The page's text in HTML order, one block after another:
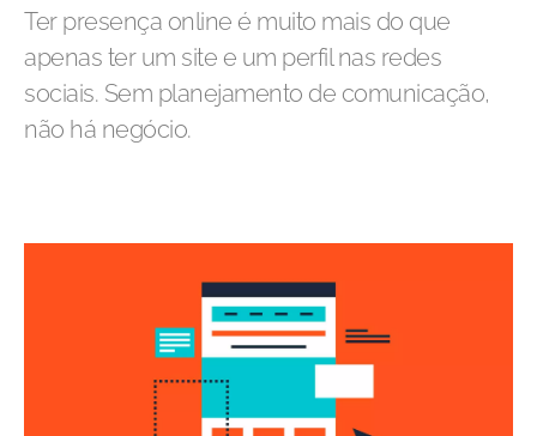
Ter presença online é muito mais do que
apenas ter um site e um perfil nas redes
sociais. Sem planejamento de comunicação,
não há negócio.